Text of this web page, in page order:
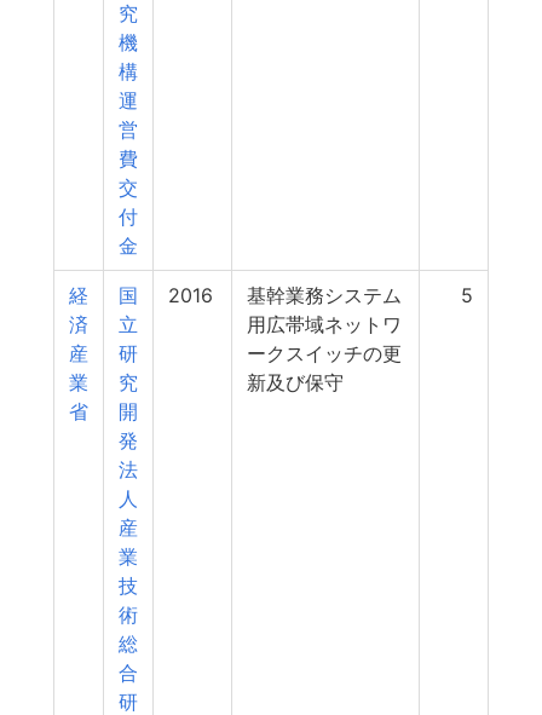
究
機
構
運
営
費
交
付
金
経
済
産
業
省
国
立
研
究
開
発
法
人
産
業
技
術
総
合
研
2016
基幹業務システム
用広帯域ネットワ
ークスイッチの更
新及び保守
5